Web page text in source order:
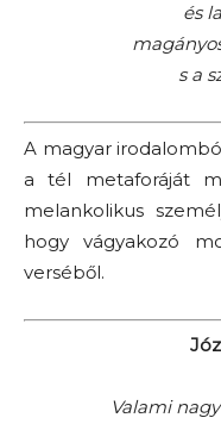
és
s a
A magyar
a tél metaforáját
melankolikus
hogy vágyakozó
verséből.
Valami